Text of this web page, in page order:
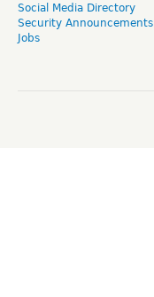
Social Media Directory
Security Announcements
Jobs